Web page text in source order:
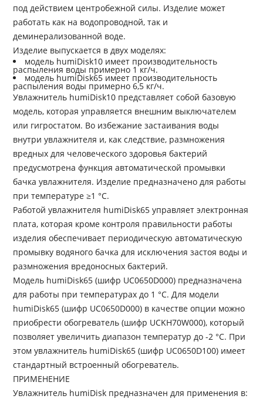
под действием центробежной силы. Изделие может
работать как на водопроводной, так и
деминерализованной воде.
Изделие выпускается в двух моделях:
модель humiDisk10 имеет производительность
распыления воды примерно 1 кг/ч.
модель humiDisk65 имеет производительность
распыления воды примерно 6,5 кг/ч.
Увлажнитель humiDisk10 представляет собой базовую
модель, которая управляется внешним выключателем
или гигростатом. Во избежание застаивания воды
внутри увлажнителя и, как следствие, размножения
вредных для человеческого здоровья бактерий
предусмотрена функция автоматической промывки
бачка увлажнителя. Изделие предназначено для работы
при температуре ≥1 °C.
Работой увлажнителя humiDisk65 управляет электронная
плата, которая кроме контроля правильности работы
изделия обеспечивает периодическую автоматическую
промывку водяного бачка для исключения застоя воды и
размножения вредоносных бактерий.
Модель humiDisk65 (шифр UC0650D000) предназначена
для работы при температурах до 1 °C. Для модели
humiDisk65 (шифр UC0650D000) в качестве опции можно
приобрести обогреватель (шифр UCKH70W000), который
позволяет увеличить диапазон температур до -2 °C. При
этом увлажнитель humiDisk65 (шифр UC0650D100) имеет
стандартный встроенный обогреватель.
ПРИМЕНЕНИЕ
Увлажнитель humiDisk предназначен для применения в: